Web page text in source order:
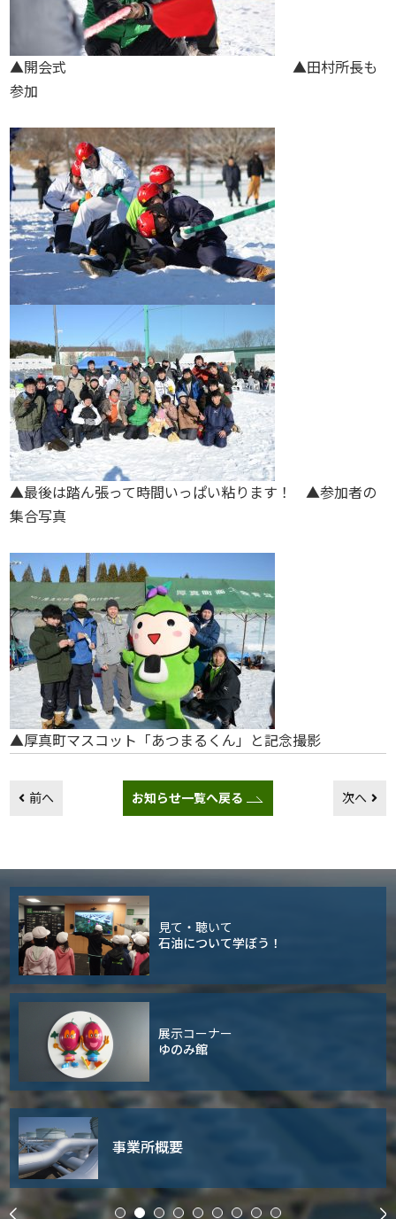
▲開会式 ▲田村所長も
参加
▲最後は踏ん張って時間いっぱい粘ります！ ▲参加者の
集合写真
▲厚真町マスコット「あつまるくん」と記念撮影
前へ お知らせ一覧へ戻る 次へ
見て・聴いて
石油について学ぼう！
展示コーナー
ゆのみ館
事業所概要